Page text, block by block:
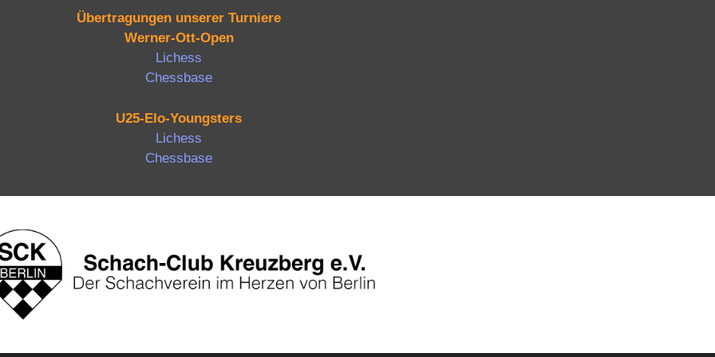
Übertragungen unserer Turniere
Werner-Ott-Open
Lichess
Chessbase
U25-Elo-Youngsters
Lichess
Chessbase